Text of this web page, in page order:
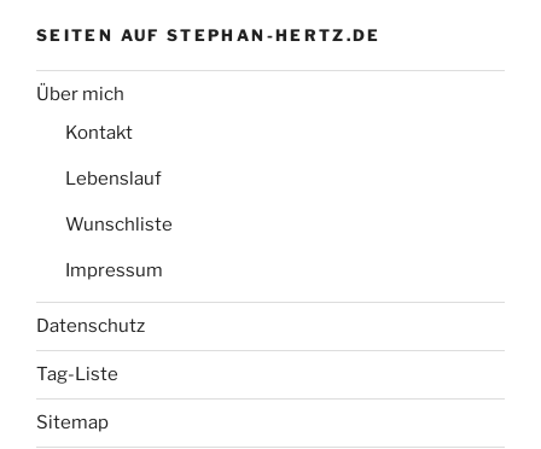
SEITEN AUF STEPHAN-HERTZ.DE
Über mich
Kontakt
Lebenslauf
Wunschliste
Impressum
Datenschutz
Tag-Liste
Sitemap